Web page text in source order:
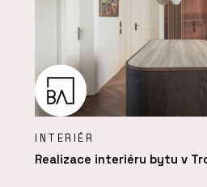
INTERIÉR
Realizace interiéru bytu v